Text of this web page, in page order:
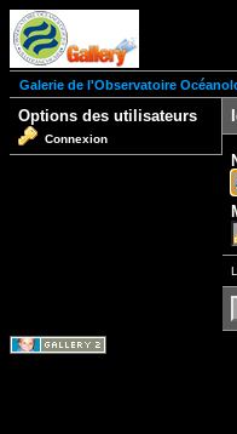
Galerie de l'Observatoire
Options des utilisateurs
Connexion